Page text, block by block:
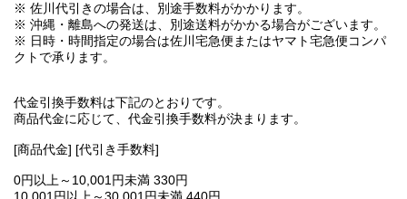
※ 佐川代引きの場合は、別途手数料がかかります。
※ 沖縄・離島への発送は、別途送料がかかる場合がございます。
※ 日時・時間指定の場合は佐川宅急便またはヤマト宅急便コンパ
クトで承ります。
代金引換手数料は下記のとおりです。
商品代金に応じて、代金引換手数料が決まります。
[商品代金] [代引き手数料]
0円以上～10,001円未満 330円